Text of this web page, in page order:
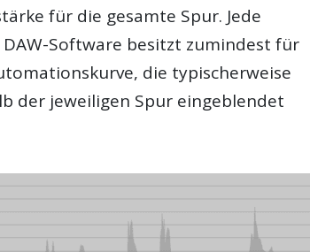
für die gesamte Spur. Jede
Software besitzt zumindest für
die typischerweise
der jeweiligen Spur eingeblendet